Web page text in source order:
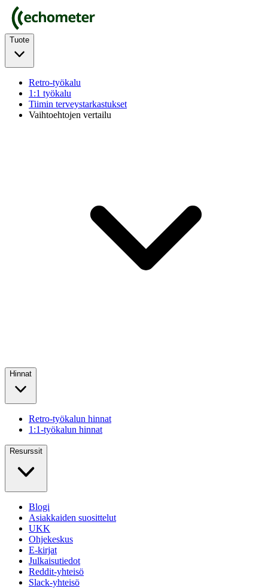
Tuote
Retro-työkalu
1:1 työkalu
Tiimin terveystarkastukset
Vaihtoehtojen vertailu
Hinnat
Retro-työkalun hinnat
1:1-työkalun hinnat
Resurssit
Blogi
Asiakkaiden suosittelut
UKK
Ohjekeskus
E-kirjat
Julkaisutiedot
Reddit-yhteisö
Slack-yhteisö